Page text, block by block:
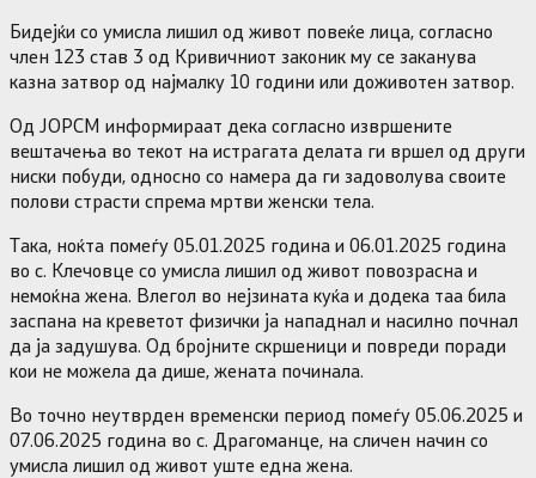
Бидејќи со умисла лишил од живот повеќе лица, согласно
член 123 став 3 од Кривичниот законик му се заканува
казна затвор од најмалку 10 години или доживотен затвор.
Од ЈОРСМ информираат дека согласно извршените
вештачења во текот на истрагата делата ги вршел од други
ниски побуди, односно со намера да ги задоволува своите
полови страсти спрема мртви женски тела.
Така, ноќта помеѓу 05.01.2025 година и 06.01.2025 година
во с. Клечовце со умисла лишил од живот повозрасна и
немоќна жена. Влегол во нејзината куќа и додека таа била
заспана на креветот физички ја нападнал и насилно почнал
да ја задушува. Од бројните скршеници и повреди поради
кои не можела да дише, жената починала.
Во точно неутврден временски период помеѓу 05.06.2025 и
07.06.2025 година во с. Драгоманце, на сличен начин со
умисла лишил од живот уште една жена.